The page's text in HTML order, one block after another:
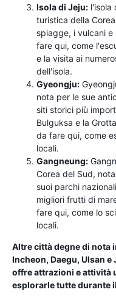
Isola di Jeju: l'isola
turistica della
spiagge, i vulcani
fare qui, come
e la visita ai
dell'isola.
Gyeongju:
nota per le sue
siti storici più
Bulguksa e la
da fare qui, come
locali.
Gangneung:
Corea del Sud,
suoi parchi
migliori frutti di
fare qui, come lo
locali.
Altre città degne di nota
Incheon, Daegu, Ulsan
offre attrazioni e attività
esplorarle tutte durante